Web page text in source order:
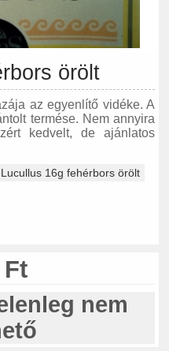
örölt
az egyenlítő vidéke. A
termése. Nem annyira
kedvelt, de ajánlatos
Lucullus 16g fehérbors örölt
Ft
nem